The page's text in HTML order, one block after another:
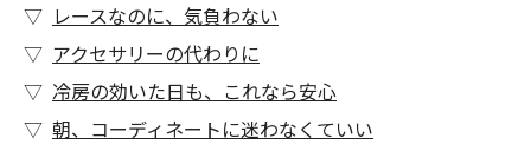
レースなのに、気負わない
アクセサリーの代わりに
冷房の効いた日も、これなら安心
朝、コーディネートに迷わなくていい